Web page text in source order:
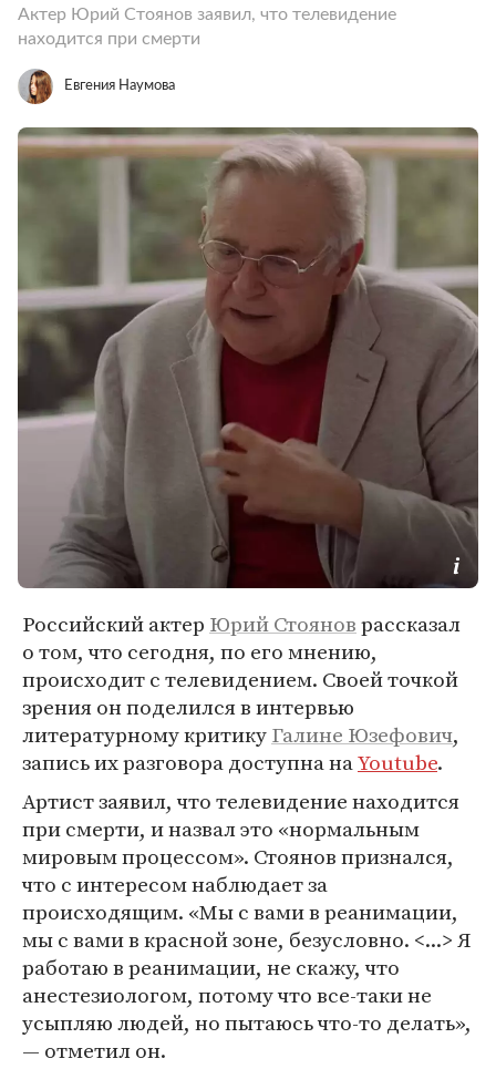
Актер Юрий Стоянов заявил, что телевидение
находится при смерти
Евгения Наумова
Российский актер Юрий Стояноврассказал
о том, что сегодня, по его мнению,
происходит с телевидением. Своей точкой
зрения он поделился в интервью
литературному критикуГалине Юзефович,
запись их разговора доступна наYoutube.
Артист заявил, что телевидение находится
при смерти, и назвал это «нормальным
мировым процессом». Стоянов признался,
что с интересом наблюдает за
происходящим. «Мы с вами в реанимации,
мы с вами в красной зоне, безусловно. <...> Я
работаю в реанимации, не скажу, что
анестезиологом, потому что все-таки не
усыпляю людей, но пытаюсь что-то делать»,
— отметил он.